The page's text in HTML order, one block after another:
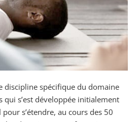
discipline spécifique du domaine
qui s’est développée initialement
s’étendre, au cours des 50